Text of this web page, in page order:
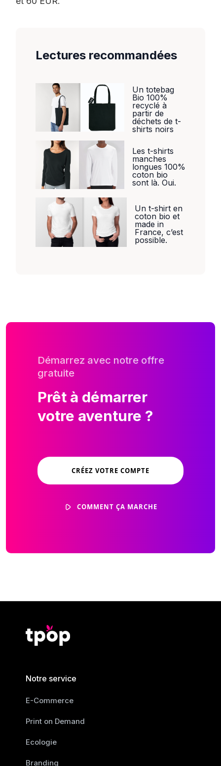
Lectures recommandées
Un totebag
Bio 100%
recyclé à
partir de
déchets de t-
shirts noirs
Les t-shirts
manches
longues 100%
coton bio
sont là. Oui.
Un t-shirt en
coton bio et
made in
France, c’est
possible.
Démarrez avec notre offre
gratuite
Prêt à démarrer
votre aventure ?
CRÉEZ VOTRE COMPTE
COMMENT ÇA MARCHE
Notre service
E-Commerce
Print on Demand
Ecologie
Branding